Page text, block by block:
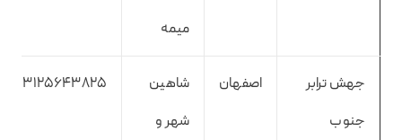
میمه
جهش ترابر
جنوب
اصفهان
شاهین
شهر و
3125643825